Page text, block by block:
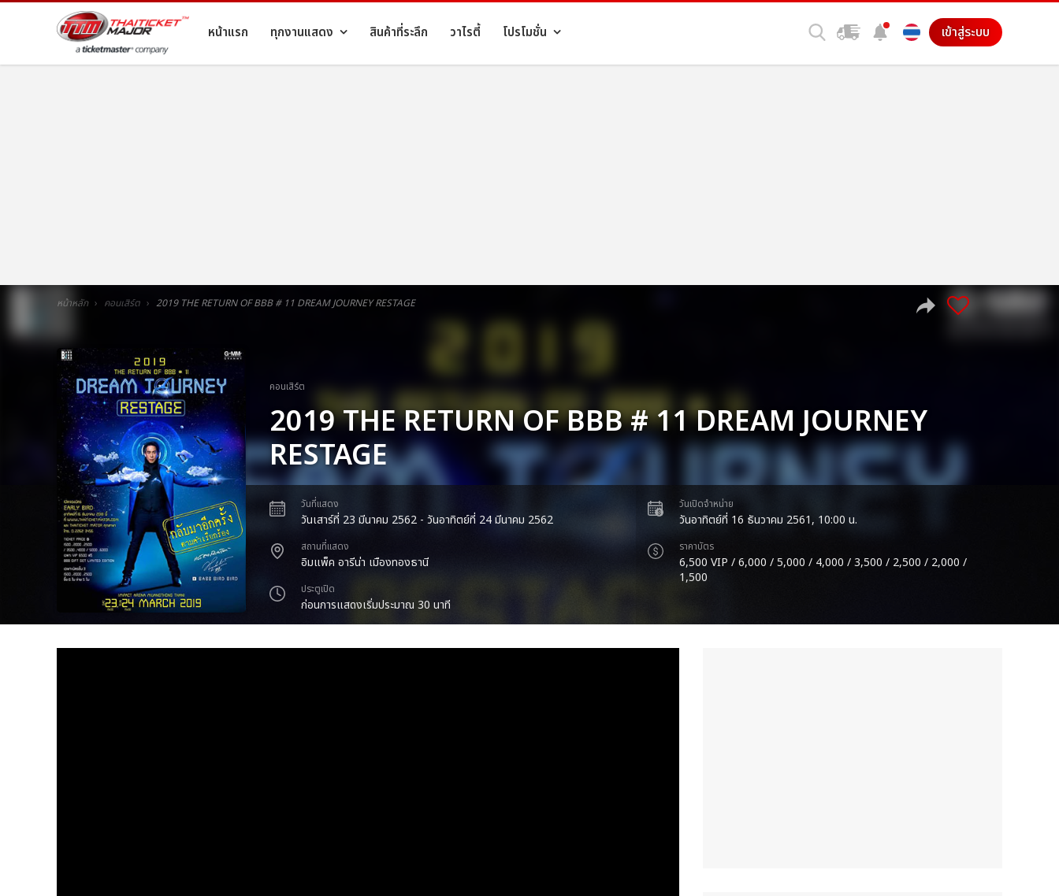
หน้าแรก ทุกงานแสดง สินค้าที่ระลึก วาไรตี้ โปรโมชั่น เข้าสู่ระบบ
หน้าหลัก คอนเสิร์ต 2019 THE RETURN OF BBB # 11 DREAM JOURNEY RESTAGE
คอนเสิร์ต
2019 THE RETURN OF BBB # 11 DREAM JOURNEY
RESTAGE
วันที่แสดง
วันเสาร์ที่ 23 มีนาคม 2562 - วันอาทิตย์ที่ 24 มีนาคม 2562
สถานที่แสดง
อิมแพ็ค อารีน่า เมืองทองธานี
ประตูเปิด
ก่อนการแสดงเริ่มประมาณ 30 นาที
วันเปิดจำหน่าย
วันอาทิตย์ที่ 16 ธันวาคม 2561, 10:00 น.
ราคาบัตร
6,500 VIP / 6,000 / 5,000 / 4,000 / 3,500 / 2,500 / 2,000 /
1,500